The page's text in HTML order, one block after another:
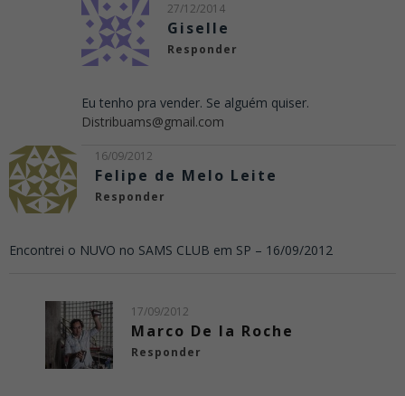
27/12/2014
Giselle
Responder
Eu tenho pra vender. Se alguém quiser.
Distribuams@gmail.com
16/09/2012
Felipe de Melo Leite
Responder
Encontrei o NUVO no SAMS CLUB em SP – 16/09/2012
17/09/2012
Marco De la Roche
Responder